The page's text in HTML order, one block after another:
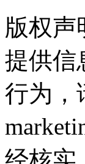
版权声
提供信
行为，